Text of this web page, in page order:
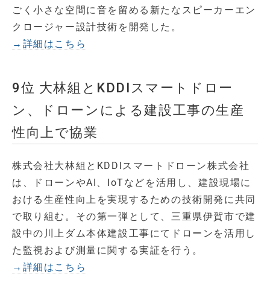
ごく小さな空間に音を留める新たなスピーカーエン
クロージャー設計技術を開発した。
→詳細はこちら
9位 大林組とKDDIスマートドロー
ン、ドローンによる建設工事の生産
性向上で協業
株式会社大林組とKDDIスマートドローン株式会社
は、ドローンやAI、IoTなどを活用し、建設現場に
おける生産性向上を実現するための技術開発に共同
で取り組む。その第一弾として、三重県伊賀市で建
設中の川上ダム本体建設工事にてドローンを活用し
た監視および測量に関する実証を行う。
→詳細はこちら